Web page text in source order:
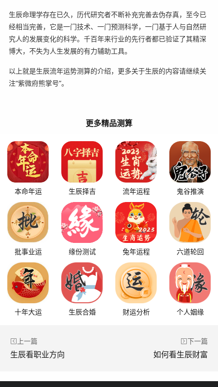
生辰命理学存在已久，历代研究者不断补充完善去伪存真，至今已
经相当完善，它是一门技术、一门预测科学，一门基于人与自然研
究人的发展变化的科学。千百年来行业的先行者都已验证了其精深
博大，不失为人生发展的有力辅助工具。
以上就是生辰流年运势测算的介绍，更多关于生辰的内容请继续关
注“紫微府熊掌号”。
更多精品测算
本命年运 生辰择吉 流年运程 鬼谷推演
批事业运 缘份测试 兔年运程 六道轮回
十年大运 生辰合婚 财运分析 个人姻缘
上一篇
生辰看职业方向
下一篇
如何看生辰财富